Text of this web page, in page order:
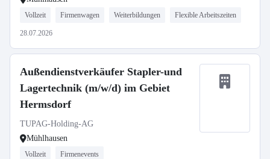
Vollzeit Firmenwagen Weiterbildungen Flexible Arbeitszeiten
28.07.2026
Außendienstverkäufer Stapler-und
Lagertechnik (m/w/d) im Gebiet
Hermsdorf
TUPAG-Holding-AG
Mühlhausen
Vollzeit Firmenevents